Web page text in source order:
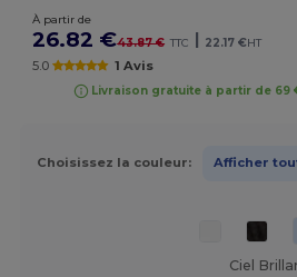
À partir de
26.82 €43.87 € TTC | 22.17 €HT
5.0 1 Avis
Livraison gratuite à partir de
Choisissez la couleur: Afficher
Ciel